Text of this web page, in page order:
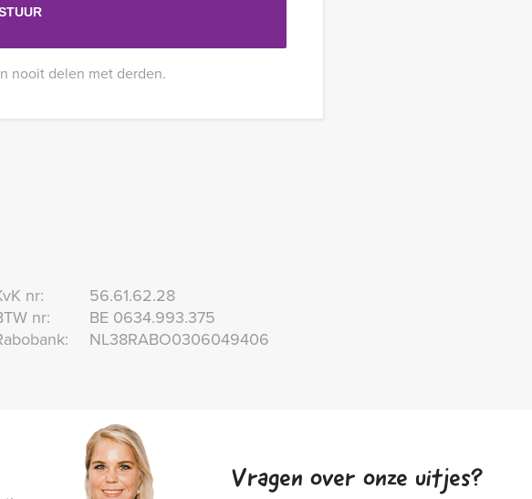
nooit delen met derden.
nr:
56.61.62.28
nr:
BE 0634.993.375
NL38RABO0306049406
Vragen over onze uitjes?